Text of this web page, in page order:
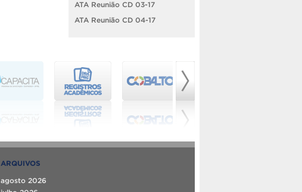
ATA Reunião CD 03-17
ATA Reunião CD 04-17
ARQUIVOS
agosto 2026